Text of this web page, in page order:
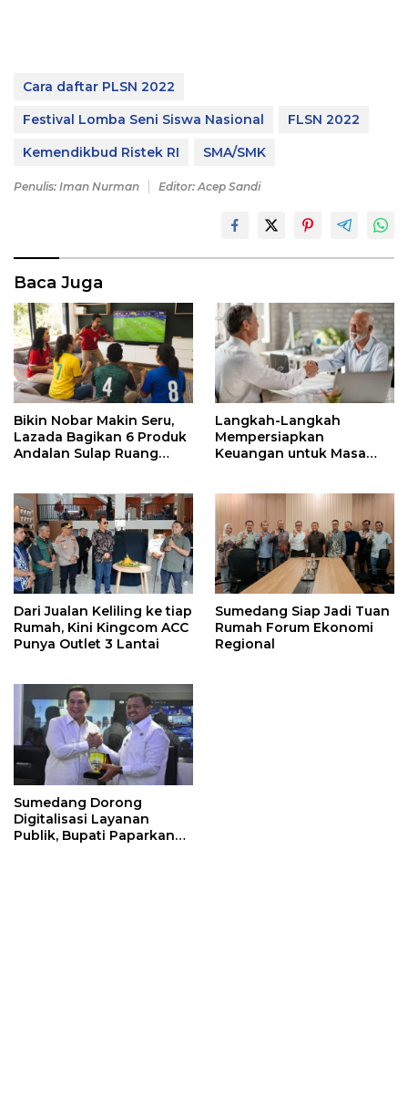
Cara daftar PLSN 2022
Festival Lomba Seni Siswa Nasional
FLSN 2022
Kemendikbud Ristek RI
SMA/SMK
Penulis: Iman Nurman Editor: Acep Sandi
Baca Juga
Bikin Nobar Makin Seru,
Lazada Bagikan 6 Produk
Andalan Sulap Ruang
Langkah-Langkah
Mempersiapkan
Keuangan untuk Masa
Dari Jualan Keliling ke tiap
Rumah, Kini Kingcom ACC
Punya Outlet 3 Lantai
Sumedang Siap Jadi Tuan
Rumah Forum Ekonomi
Regional
Sumedang Dorong
Digitalisasi Layanan
Publik, Bupati Paparkan